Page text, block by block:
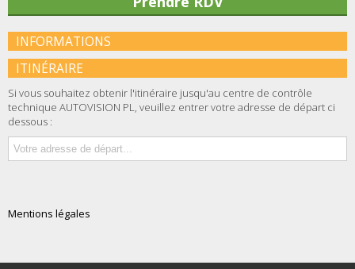
INFORMATIONS
ITINÉRAIRE
Si vous souhaitez obtenir l'itinéraire jusqu'au centre de contrôle
technique AUTOVISION PL, veuillez entrer votre adresse de départ ci
dessous :
Mentions légales